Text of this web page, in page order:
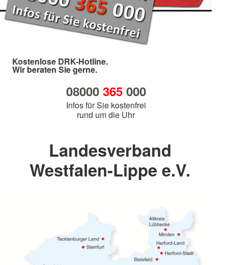
Kostenlose DRK-Hotline.
Wir beraten Sie gerne.
08000 365000
Infos für Sie kostenfrei
rund um die Uhr
Landesverband
Westfalen-Lippe e.V.